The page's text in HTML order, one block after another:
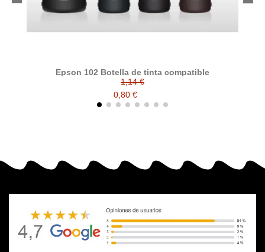
Epson 102 Botella de tinta compatible
1,14 €
0,80 €